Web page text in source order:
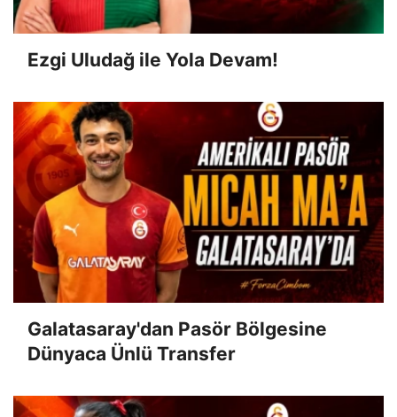
Ezgi Uludağ ile Yola Devam!
Galatasaray'dan Pasör Bölgesine
Dünyaca Ünlü Transfer